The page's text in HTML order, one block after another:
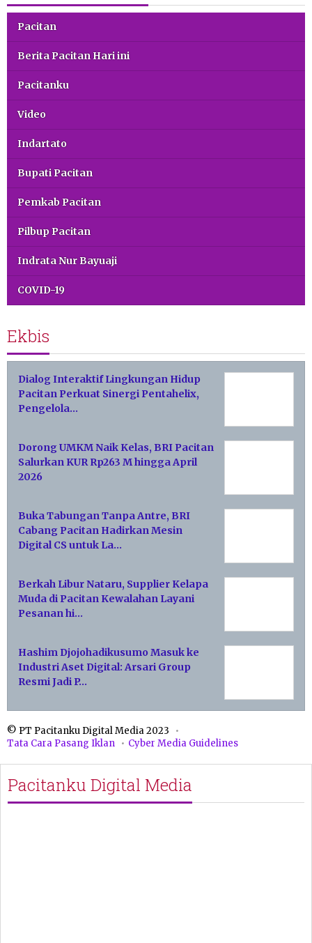
Pacitan
Berita Pacitan Hari ini
Pacitanku
Video
Indartato
Bupati Pacitan
Pemkab Pacitan
Pilbup Pacitan
Indrata Nur Bayuaji
COVID-19
Ekbis
Dialog Interaktif Lingkungan Hidup
Pacitan Perkuat Sinergi Pentahelix,
Pengelola…
Dorong UMKM Naik Kelas, BRI Pacitan
Salurkan KUR Rp263 M hingga April
2026
Buka Tabungan Tanpa Antre, BRI
Cabang Pacitan Hadirkan Mesin
Digital CS untuk La…
Berkah Libur Nataru, Supplier Kelapa
Muda di Pacitan Kewalahan Layani
Pesanan hi…
Hashim Djojohadikusumo Masuk ke
Industri Aset Digital: Arsari Group
Resmi Jadi P…
© PT Pacitanku Digital Media 2023
Tata Cara Pasang Iklan
Cyber Media Guidelines
Pacitanku Digital Media